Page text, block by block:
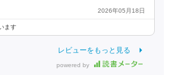
2026年05月18日
ます
レビューをもっと見る
powered by